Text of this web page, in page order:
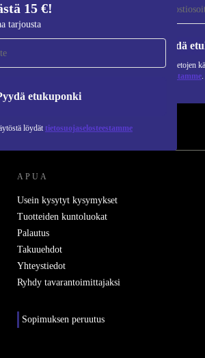
15 €!
tarjousta
etukuponki
löydät tietosuojaselosteestamme
Pyydä
Lisätietoja henkilötietojen
tietosuojaselosteestamme.
APUA
Usein kysytyt kysymykset
Tuotteiden kuntoluokat
Palautus
Takuuehdot
Yhteystiedot
Ryhdy tavarantoimittajaksi
Sopimuksen peruutus